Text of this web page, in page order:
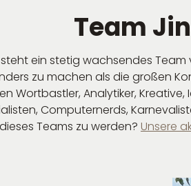
Team
ein stetig wachsendes
zu machen als die großen
Wortbastler, Analytiker,
Computernerds,
Teams zu werden? Unsere